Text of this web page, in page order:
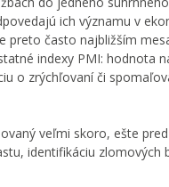
ich významu v
preto často najbližším
indexy PMI: hodnota
o zrýchľovaní či
veľmi skoro, ešte
identifikáciu zlomových